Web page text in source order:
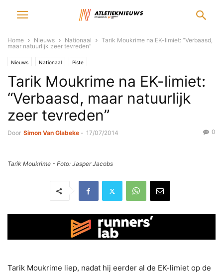
Home Nieuws Nationaal
Tarik Moukrime na EK-limiet: “Verbaasd,
maar natuurlijk zeer tevreden”
Nieuws Nationaal Piste
Tarik Moukrime na EK-limiet:
“Verbaasd, maar natuurlijk
zeer tevreden”
Door Simon Van Glabeke - 17/07/2014 0
Tarik Moukrime - Foto: Jasper Jacobs
Tarik Moukrime liep, nadat hij eerder al de EK-limiet op de